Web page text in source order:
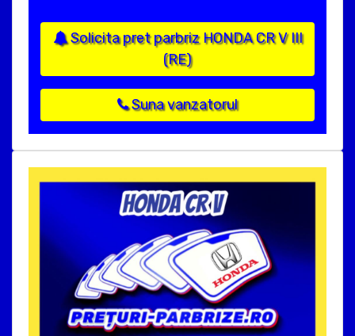
Solicita pret parbriz HONDA CR V III
(RE)
Suna vanzatorul